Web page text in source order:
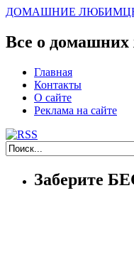
ДОМАШНИЕ
Все о
Главная
Контакты
О сайте
Реклама на сайте
Заберите